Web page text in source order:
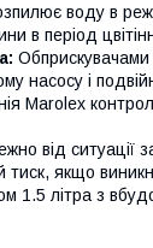
воду в
в період
насосу і
Marolex
від ситуації
якщо
1.5 літра з